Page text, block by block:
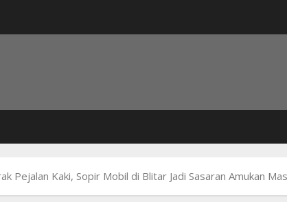
Pejalan Kaki, Sopir Mobil di Blitar Jadi Sasaran Amukan